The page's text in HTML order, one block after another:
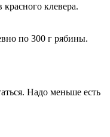
клевера.
по 300 г рябины.
Надо меньше есть